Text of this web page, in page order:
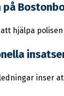
hjälpa
inser